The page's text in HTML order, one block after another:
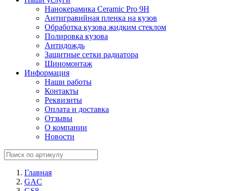
Нанокерамика Ceramic Pro 9H
Антигравийная пленка на кузов
Обработка кузова жидким стеклом
Полировка кузова
Антидождь
Защитные сетки радиатора
Шиномонтаж
Информация
Наши работы
Контакты
Реквизиты
Оплата и доставка
Отзывы
О компании
Новости
Главная
GAC